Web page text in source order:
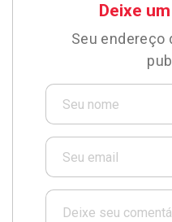
Deixe
Seu endereço